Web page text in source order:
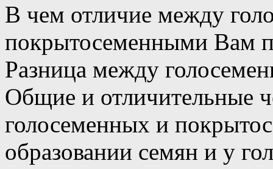
В чем отличие между
покрытосеменными Вам
Разница между
Общие и отличительные
голосеменных и
образовании семян и у